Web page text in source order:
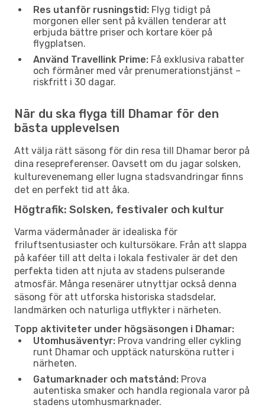
Res utanför rusningstid: Flyg tidigt på
morgonen eller sent på kvällen tenderar att
erbjuda bättre priser och kortare köer på
flygplatsen.
Använd Travellink Prime: Få exklusiva rabatter
och förmåner med vår prenumerationstjänst –
riskfritt i 30 dagar.
När du ska flyga till Dhamar för den
bästa upplevelsen
Att välja rätt säsong för din resa till Dhamar beror på
dina resepreferenser. Oavsett om du jagar solsken,
kulturevenemang eller lugna stadsvandringar finns
det en perfekt tid att åka.
Högtrafik: Solsken, festivaler och kultur
Varma vädermånader är idealiska för
friluftsentusiaster och kultursökare. Från att slappa
på kaféer till att delta i lokala festivaler är det den
perfekta tiden att njuta av stadens pulserande
atmosfär. Många resenärer utnyttjar också denna
säsong för att utforska historiska stadsdelar,
landmärken och naturliga utflykter i närheten.
Topp aktiviteter under högsäsongen i Dhamar:
Utomhusäventyr: Prova vandring eller cykling
runt Dhamar och upptäck natursköna rutter i
närheten.
Gatumarknader och matstånd: Prova
autentiska smaker och handla regionala varor på
stadens utomhusmarknader.